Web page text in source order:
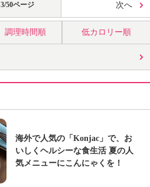
3/50ページ 次へ
調理時間順 低カロリー順
海外で人気の「Konjac」で、お
いしくヘルシーな食生活 夏の人
気メニューにこんにゃくを！